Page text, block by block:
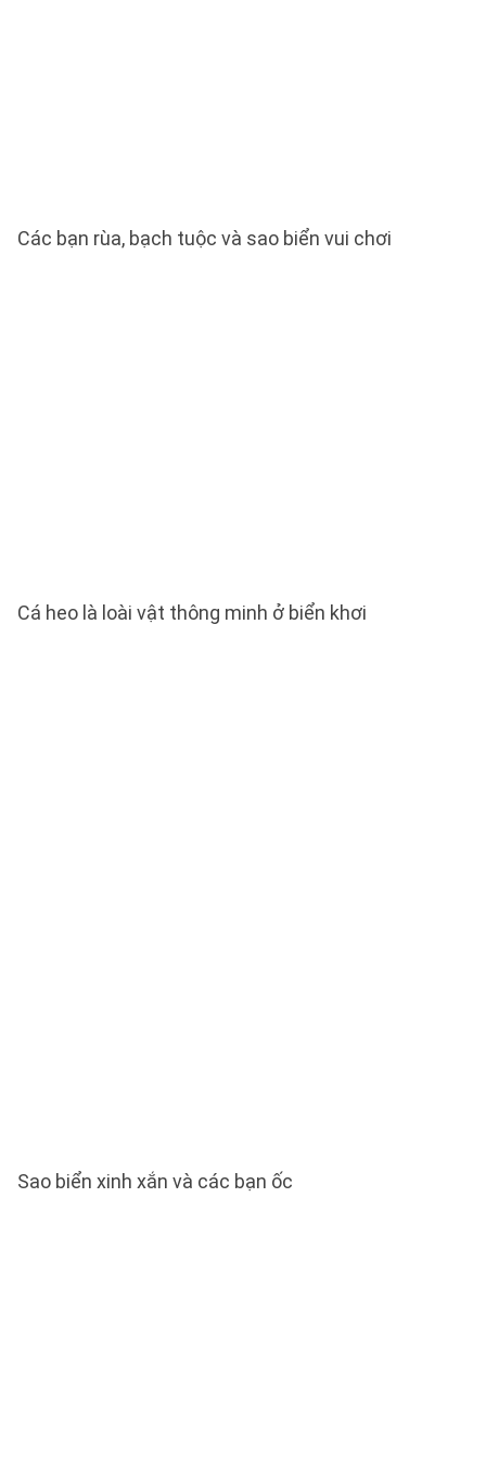
Các bạn rùa, bạch tuộc và sao biển vui chơi
Cá heo là loài vật thông minh ở biển khơi
Sao biển xinh xắn và các bạn ốc